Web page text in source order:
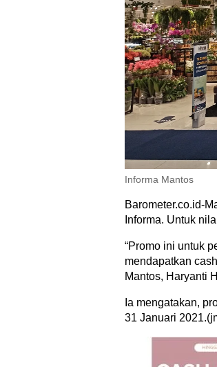
Informa Mantos
Barometer.co.id-
Informa. Untuk
“Promo ini untuk
mendapatkan
Mantos, Haryanti
Ia mengatakan,
31 Januari